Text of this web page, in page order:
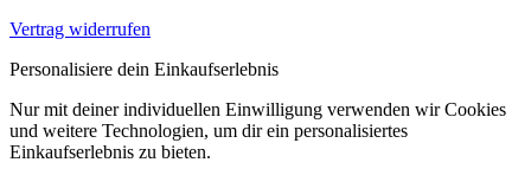
Vertrag widerrufen
Personalisiere dein Einkaufserlebnis
Nur mit deiner individuellen Einwilligung verwenden wir Cookies
und weitere Technologien, um dir ein personalisiertes
Einkaufserlebnis zu bieten.